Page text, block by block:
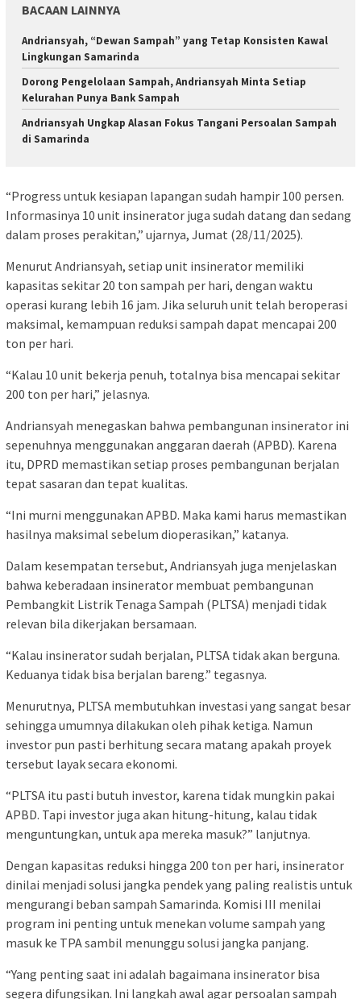
BACAAN LAINNYA
Andriansyah, “Dewan Sampah” yang Tetap Konsisten Kawal
Lingkungan Samarinda
Dorong Pengelolaan Sampah, Andriansyah Minta Setiap
Kelurahan Punya Bank Sampah
Andriansyah Ungkap Alasan Fokus Tangani Persoalan Sampah
di Samarinda
“Progress untuk kesiapan lapangan sudah hampir 100 persen.
Informasinya 10 unit insinerator juga sudah datang dan sedang
dalam proses perakitan,” ujarnya, Jumat (28/11/2025).
Menurut Andriansyah, setiap unit insinerator memiliki
kapasitas sekitar 20 ton sampah per hari, dengan waktu
operasi kurang lebih 16 jam. Jika seluruh unit telah beroperasi
maksimal, kemampuan reduksi sampah dapat mencapai 200
ton per hari.
“Kalau 10 unit bekerja penuh, totalnya bisa mencapai sekitar
200 ton per hari,” jelasnya.
Andriansyah menegaskan bahwa pembangunan insinerator ini
sepenuhnya menggunakan anggaran daerah (APBD). Karena
itu, DPRD memastikan setiap proses pembangunan berjalan
tepat sasaran dan tepat kualitas.
“Ini murni menggunakan APBD. Maka kami harus memastikan
hasilnya maksimal sebelum dioperasikan,” katanya.
Dalam kesempatan tersebut, Andriansyah juga menjelaskan
bahwa keberadaan insinerator membuat pembangunan
Pembangkit Listrik Tenaga Sampah (PLTSA) menjadi tidak
relevan bila dikerjakan bersamaan.
“Kalau insinerator sudah berjalan, PLTSA tidak akan berguna.
Keduanya tidak bisa berjalan bareng.” tegasnya.
Menurutnya, PLTSA membutuhkan investasi yang sangat besar
sehingga umumnya dilakukan oleh pihak ketiga. Namun
investor pun pasti berhitung secara matang apakah proyek
tersebut layak secara ekonomi.
“PLTSA itu pasti butuh investor, karena tidak mungkin pakai
APBD. Tapi investor juga akan hitung-hitung, kalau tidak
menguntungkan, untuk apa mereka masuk?” lanjutnya.
Dengan kapasitas reduksi hingga 200 ton per hari, insinerator
dinilai menjadi solusi jangka pendek yang paling realistis untuk
mengurangi beban sampah Samarinda. Komisi III menilai
program ini penting untuk menekan volume sampah yang
masuk ke TPA sambil menunggu solusi jangka panjang.
“Yang penting saat ini adalah bagaimana insinerator bisa
segera difungsikan. Ini langkah awal agar persoalan sampah